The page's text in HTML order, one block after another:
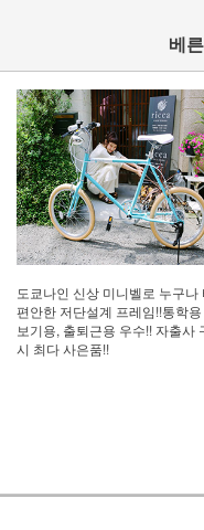
베
도쿄나인 신상 미니벨로 누구나
편안한 저단설계 프레임!!통학
보기용, 출퇴근용 우수!! 자출사
시 최다 사은품!!